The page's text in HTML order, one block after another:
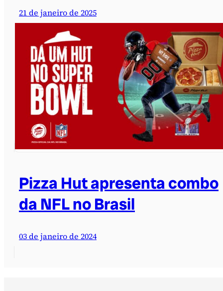
21 de janeiro de 2025
Pizza Hut apresenta combo
da NFL no Brasil
03 de janeiro de 2024